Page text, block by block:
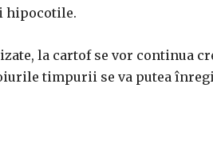
hipocotile.
la cartof se vor continua
timpurii se va putea